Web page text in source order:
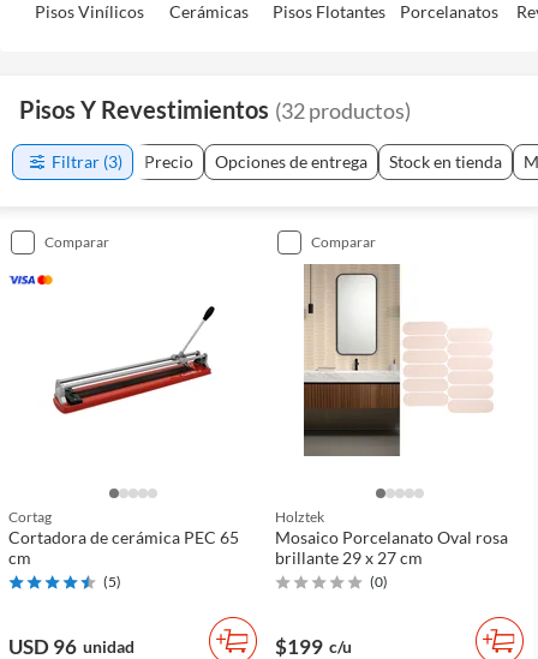
Pisos Viní­licos Cerámicas Pisos Flotantes Porcelanatos
Pisos Y Revestimientos (32productos)
Filtrar (3) Precio Opciones de entrega Stock en tienda
comparar
Cortag
Cortadora de cerámica PEC 65
cm
(5)
USD 96 unidad
comparar
Holztek
Mosaico Porcelanato Oval rosa
brillante 29 x 27 cm
(0)
$199 c/u